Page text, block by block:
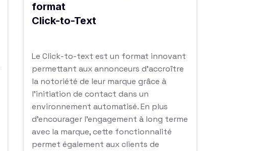
format
Click-to-Text
Le Click-to-text est un format innovant
permettant aux annonceurs d’accroître
la notoriété de leur marque grâce à
l’initiation de contact dans un
environnement automatisé. En plus
d’encourager l’engagement à long terme
avec la marque, cette fonctionnalité
permet également aux clients de